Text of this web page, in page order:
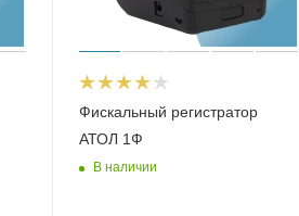
Фискальный регистратор
АТОЛ 1Ф
В наличии